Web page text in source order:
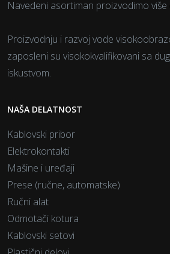
Navedeni asortiman proizvodimo više
Proizvodnju i razvoj vode
zaposleni su visokokvalifikovani sa
iskustvom.
NAŠA DELATNOST
Kablovski pribor
Elektrokontakti
Mašine i uređaji
Prese (ručne, automatske)
Ručni alat
Odmotači kotura
Kablovski setovi